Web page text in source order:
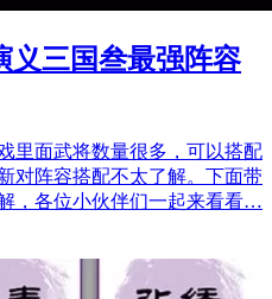
义三国叁最强阵容
里面武将数量很多，可以搭配
对阵容搭配不太了解。下面带
，各位小伙伴们一起来看看…